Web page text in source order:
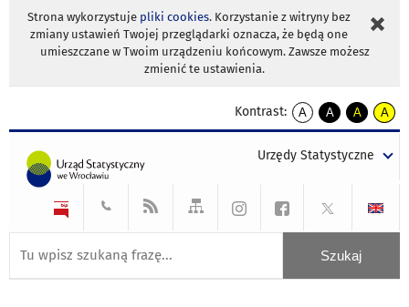
Strona wykorzystuje pliki cookies. Korzystanie z witryny bez
zmiany ustawień Twojej przeglądarki oznacza, że będą one
umieszczane w Twoim urządzeniu końcowym. Zawsze możesz
zmienić te ustawienia.
Kontrast:
A
kontrast
A
kontrast
tekst
czarnym
A
kontrast
tekst
czarnym
A
tekst
żółtym
Urzędy Statystyczne